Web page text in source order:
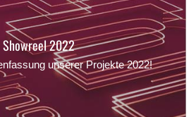
Showreel 2022
unserer Projekte 2022!